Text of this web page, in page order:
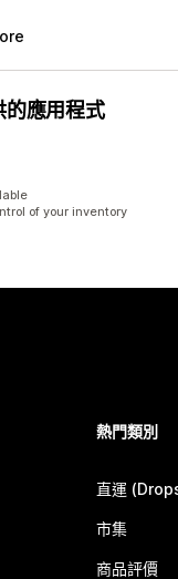
應用程式
of your inventory
熱門類別
直運
市集
商品評價